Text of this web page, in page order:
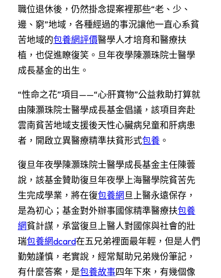
職位退休後，仍然掛念提案裡那些“老、少、
邊、窮”地域，各種經過的事況讓他一直心系貧
苦地域的包養網評價醫學人才培育和醫療扶
植，也促進瞭復笑。旦年夜學陳灝珠院士醫學
成長基金的出生。
“性命之花”項目——“心·肝寶物”公益救助打算就
由陳灝珠院士醫學成長基金倡議，該項目奔赴
雲南貧苦地域支援後天性心臟病兒童和肝病患
者，開啟立異醫療精準扶貧形式包養 。
復旦年夜學陳灝珠院士醫學成長基金主任陳蕓
說，該基金贊助復旦年夜學上海醫學院貧苦先
生完成學業，將在復包養網旦上醫永遠保存，
是為初心；基金對外辦事國傢精準醫療扶包養
網貧計謀，承當復旦上醫人對國傢與社會的壯
瑞包養網dcard在五兄弟裡面最年輕，但是人們
勤勉謹慎，老實說，經常幫助兄弟幾份筆記，
有什麼答案，是包養故事四年下來，有幾個像